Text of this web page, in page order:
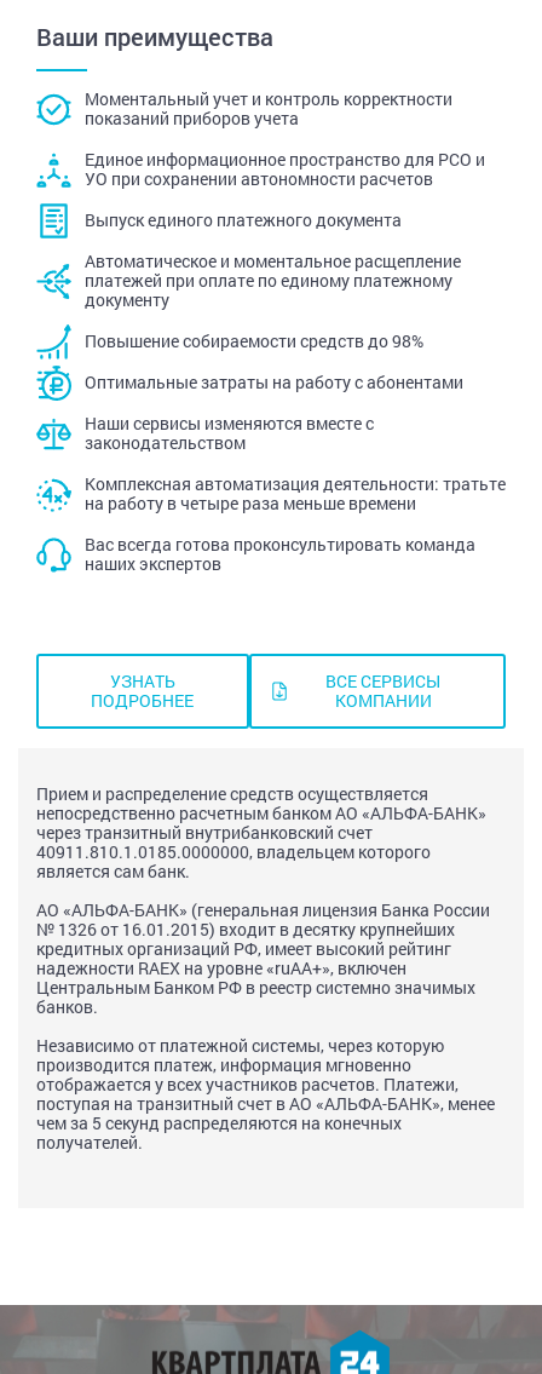
Ваши преимущества
Моментальный учет и контроль корректности
показаний приборов учета
Единое информационное пространство для РСО и
УО при сохранении автономности расчетов
Выпуск единого платежного документа
Автоматическое и моментальное расщепление
платежей при оплате по единому платежному
документу
Повышение собираемости средств до 98%
Оптимальные затраты на работу с абонентами
Наши сервисы изменяются вместе с
законодательством
Комплексная автоматизация деятельности: тратьте
на работу в четыре раза меньше времени
Вас всегда готова проконсультировать команда
наших экспертов
УЗНАТЬ
ПОДРОБНЕЕ
ВСЕ СЕРВИСЫ
КОМПАНИИ
Прием и распределение средств осуществляется
непосредственно расчетным банком АО «АЛЬФА-БАНК»
через транзитный внутрибанковский счет
40911.810.1.0185.0000000, владельцем которого
является сам банк.
АО «АЛЬФА-БАНК» (генеральная лицензия Банка России
№ 1326 от 16.01.2015) входит в десятку крупнейших
кредитных организаций РФ, имеет высокий рейтинг
надежности RAEX на уровне «ruAA+», включен
Центральным Банком РФ в реестр системно значимых
банков.
Независимо от платежной системы, через которую
производится платеж, информация мгновенно
отображается у всех участников расчетов. Платежи,
поступая на транзитный счет в АО «АЛЬФА-БАНК», менее
чем за 5 секунд распределяются на конечных
получателей.